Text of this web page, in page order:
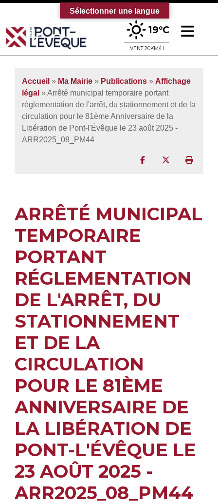
Bienvenue sur le site officiel de la
19°C
VENT 20KM/H
Accueil » Ma Mairie » Publications » Affichage
légal » Arrêté municipal temporaire portant
réglementation de l'arrêt, du stationnement et de la
circulation pour le 81ème Anniversaire de la
Libération de Pont-l'Évêque le 23 août 2025 -
ARR2025_08_PM44
Partager surPartager sur
ARRÊTÉ MUNICIPAL
TEMPORAIRE
PORTANT
RÉGLEMENTATION
DE L'ARRÊT, DU
STATIONNEMENT
ET DE LA
CIRCULATION
POUR LE 81ÈME
ANNIVERSAIRE DE
LA LIBÉRATION DE
PONT-L'ÉVÊQUE LE
23 AOÛT 2025 -
ARR2025_08_PM44
Sélectionner une langue